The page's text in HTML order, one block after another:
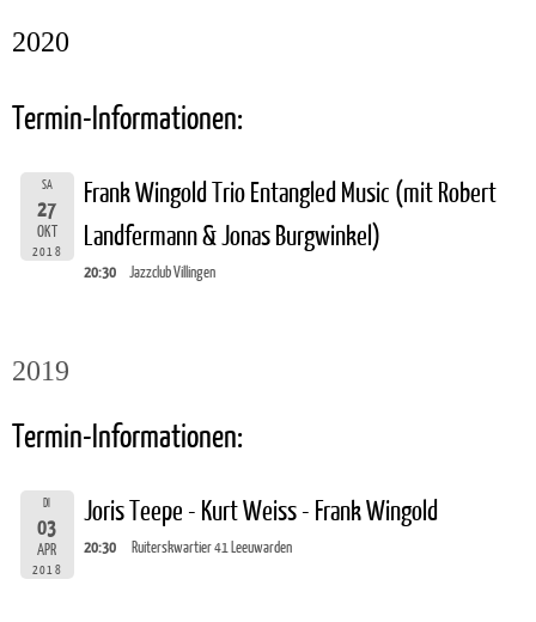
2020
Termin-Informationen:
SA
27
OKT
2018
Frank Wingold Trio Entangled Music (mit Robert
Landfermann & Jonas Burgwinkel)
20:30 Jazzclub Villingen
2019
Termin-Informationen:
DI
03
APR
2018
Joris Teepe - Kurt Weiss - Frank Wingold
20:30 Ruiterskwartier 41 Leeuwarden